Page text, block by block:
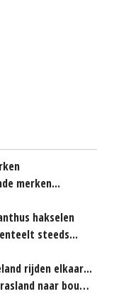
merken...
hakselen
steeds...
rijden elkaar...
Bemest op z'n Best verlegt focus van grasland naar bouwland